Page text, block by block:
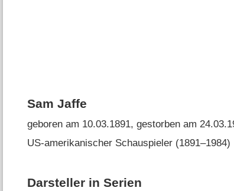
Sam Jaffe
geboren am 10.03.1891, gestorben am
US-amerikanischer Schauspieler (1891⁠–⁠1984)
Darsteller in Serien